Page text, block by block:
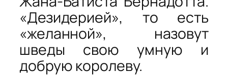
«Дезидерией», то есть
«желанной», назовут
шведы свою умную и
добрую королеву.